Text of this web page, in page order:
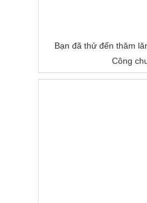
Bạn đã thử đến thăm
Công